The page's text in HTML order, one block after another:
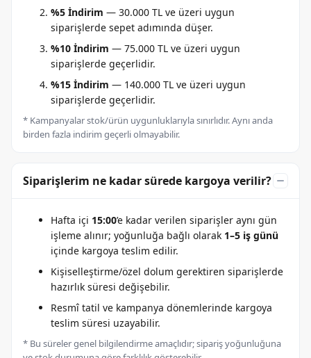
%5 İndirim — 30.000 TL ve üzeri uygun
siparişlerde sepet adımında düşer.
%10 İndirim — 75.000 TL ve üzeri uygun
siparişlerde geçerlidir.
%15 İndirim — 140.000 TL ve üzeri uygun
siparişlerde geçerlidir.
* Kampanyalar stok/ürün uygunluklarıyla sınırlıdır. Aynı anda
birden fazla indirim geçerli olmayabilir.
Siparişlerim ne kadar sürede kargoya verilir?
Hafta içi 15:00’e kadar verilen siparişler aynı gün
işleme alınır; yoğunluğa bağlı olarak 1–5 iş günü
içinde kargoya teslim edilir.
Kişiselleştirme/özel dolum gerektiren siparişlerde
hazırlık süresi değişebilir.
Resmî tatil ve kampanya dönemlerinde kargoya
teslim süresi uzayabilir.
* Bu süreler genel bilgilendirme amaçlıdır; sipariş yoğunluğuna